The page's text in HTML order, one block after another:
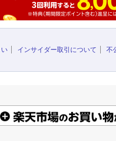
インサイダー取引について
不